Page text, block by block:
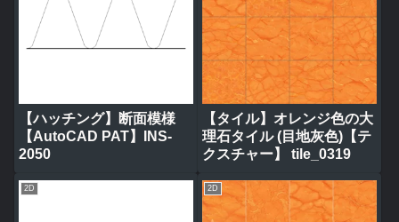
【ハッチング】断面模様
【AutoCAD PAT】INS-
2050
【タイル】オレンジ色の大
理石タイル (目地灰色)【テ
クスチャー】 tile_0319
2D 2D